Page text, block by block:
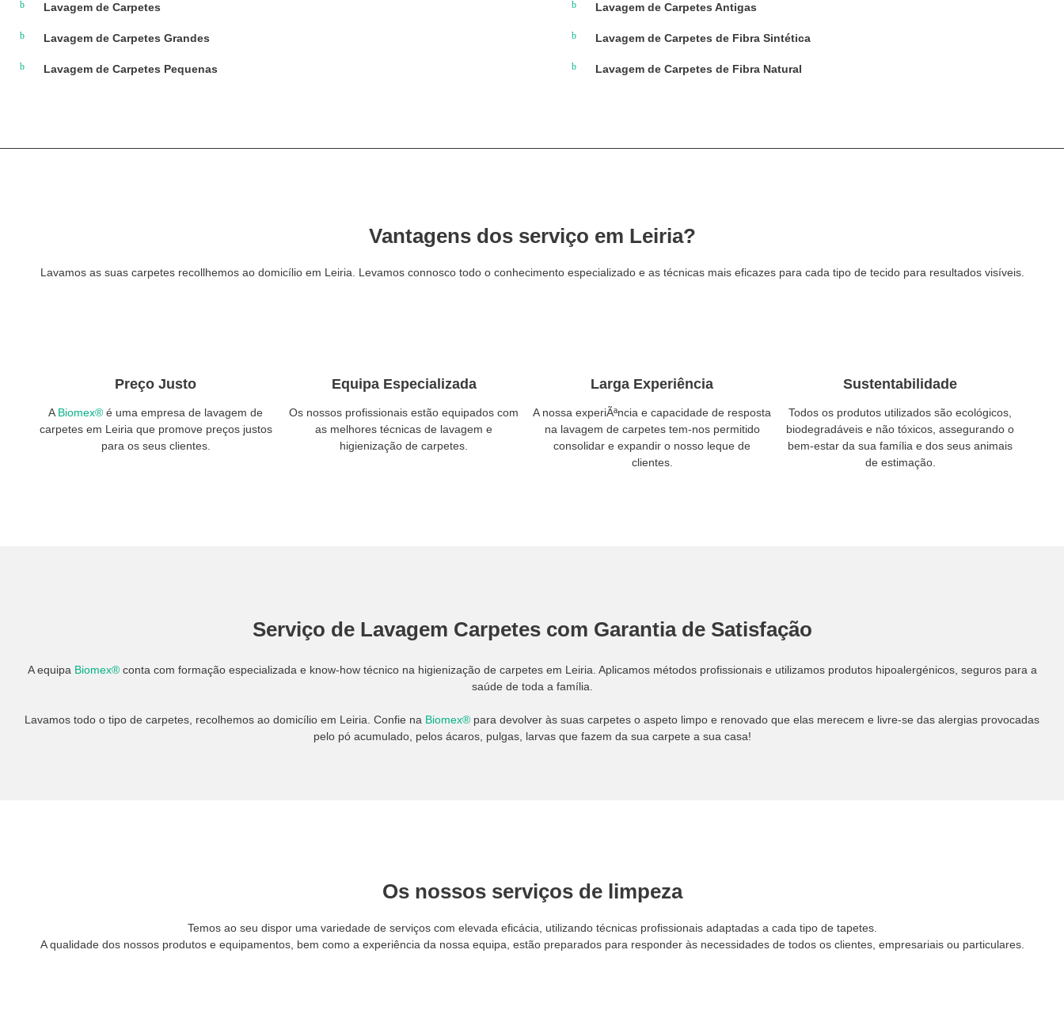
Lavagem de Carpetes
Lavagem de Carpetes Grandes
Lavagem de Carpetes Pequenas
Lavagem de Carpetes Antigas
Lavagem de Carpetes de Fibra Sintética
Lavagem de Carpetes de Fibra Natural
Vantagens dos serviço em Leiria?
Lavamos as suas carpetes recollhemos ao domicílio em Leiria. Levamos connosco todo o conhecimento especializado e as técnicas mais eficazes para cada tipo de tecido para resultados visíveis.
Preço Justo
A Biomex® é uma empresa de lavagem de
carpetes em Leiria que promove preços justos
para os seus clientes.
Equipa Especializada
Os nossos profissionais estão equipados com
as melhores técnicas de lavagem e
higienização de carpetes.
Larga Experiência
A nossa experiÃªncia e capacidade de resposta
na lavagem de carpetes tem-nos permitido
consolidar e expandir o nosso leque de
clientes.
Sustentabilidade
Todos os produtos utilizados são ecológicos,
biodegradáveis e não tóxicos, assegurando o
bem-estar da sua família e dos seus animais
de estimação.
Serviço de Lavagem Carpetes com Garantia de Satisfação
A equipa Biomex®conta com formação especializada e know-how técnico na higienização de carpetes em Leiria. Aplicamos métodos profissionais e utilizamos produtos hipoalergénicos, seguros para a
saúde de toda a família.
Lavamos todo o tipo de carpetes, recolhemos ao domicílio em Leiria. Confie na Biomex® para devolver às suas carpetes o aspeto limpo e renovado que elas merecem e livre-se das alergias provocadas
pelo pó acumulado, pelos ácaros, pulgas, larvas que fazem da sua carpete a sua casa!
Os nossos serviços de limpeza
Temos ao seu dispor uma variedade de serviços com elevada eficácia, utilizando técnicas profissionais adaptadas a cada tipo de tapetes.
A qualidade dos nossos produtos e equipamentos, bem como a experiência da nossa equipa, estão preparados para responder às necessidades de todos os clientes, empresariais ou particulares.